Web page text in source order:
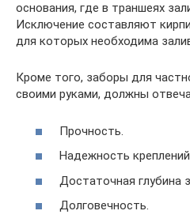
основания, где в траншеях
Исключение составляют
для которых необходима
Кроме того, заборы для
своими руками, должны
Прочность.
Надежность
Достаточная глубина
Долговечность.